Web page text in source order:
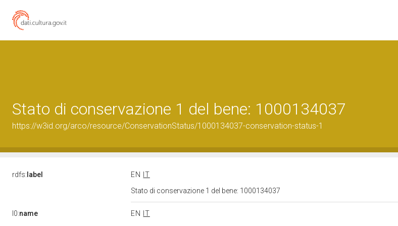
Stato di conservazione 1 del bene: 1000134037
https://w3id.org/arco/resource/ConservationStatus/1000134037-conservation-status-1
rdfs: label EN
IT
Stato di conservazione 1 del bene: 1000134037
l0:name EN
IT